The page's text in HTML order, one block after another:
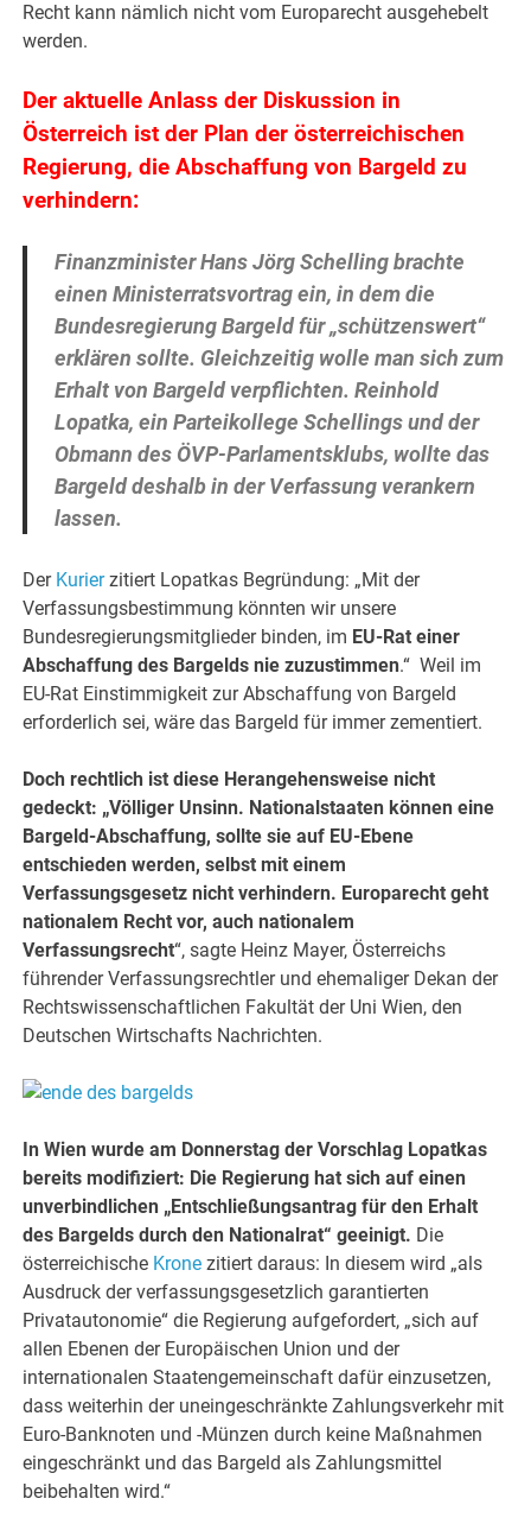
Recht kann nämlich nicht vom Europarecht ausgehebelt
werden.
Der aktuelle Anlass der Diskussion in
Österreich ist der Plan der österreichischen
Regierung, die Abschaffung von Bargeld zu
verhindern:
Finanzminister Hans Jörg Schelling brachte
einen Ministerratsvortrag ein, in dem die
Bundesregierung Bargeld für „schützenswert“
erklären sollte. Gleichzeitig wolle man sich zum
Erhalt von Bargeld verpflichten. Reinhold
Lopatka, ein Parteikollege Schellings und der
Obmann des ÖVP-Parlamentsklubs, wollte das
Bargeld deshalb in der Verfassung verankern
lassen.
Der Kurierzitiert Lopatkas Begründung: „Mit der
Verfassungsbestimmung könnten wir unsere
Bundesregierungsmitglieder binden, im EU-Rat einer
Abschaffung des Bargelds nie zuzustimmen.“ Weil im
EU-Rat Einstimmigkeit zur Abschaffung von Bargeld
erforderlich sei, wäre das Bargeld für immer zementiert.
Doch rechtlich ist diese Herangehensweise nicht
gedeckt: „Völliger Unsinn. Nationalstaaten können eine
Bargeld-Abschaffung, sollte sie auf EU-Ebene
entschieden werden, selbst mit einem
Verfassungsgesetz nicht verhindern. Europarecht geht
nationalem Recht vor, auch nationalem
Verfassungsrecht“, sagte Heinz Mayer, Österreichs
führender Verfassungsrechtler und ehemaliger Dekan der
Rechtswissenschaftlichen Fakultät der Uni Wien, den
Deutschen Wirtschafts Nachrichten.
In Wien wurde am Donnerstag der Vorschlag Lopatkas
bereits modifiziert: Die Regierung hat sich auf einen
unverbindlichen „Entschließungsantrag für den Erhalt
des Bargelds durch den Nationalrat“ geeinigt. Die
österreichische Krone zitiert daraus: In diesem wird „als
Ausdruck der verfassungsgesetzlich garantierten
Privatautonomie“ die Regierung aufgefordert, „sich auf
allen Ebenen der Europäischen Union und der
internationalen Staatengemeinschaft dafür einzusetzen,
dass weiterhin der uneingeschränkte Zahlungsverkehr mit
Euro-Banknoten und -Münzen durch keine Maßnahmen
eingeschränkt und das Bargeld als Zahlungsmittel
beibehalten wird.“